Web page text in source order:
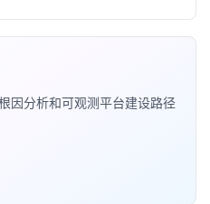
因分析和可观测平台建设路径